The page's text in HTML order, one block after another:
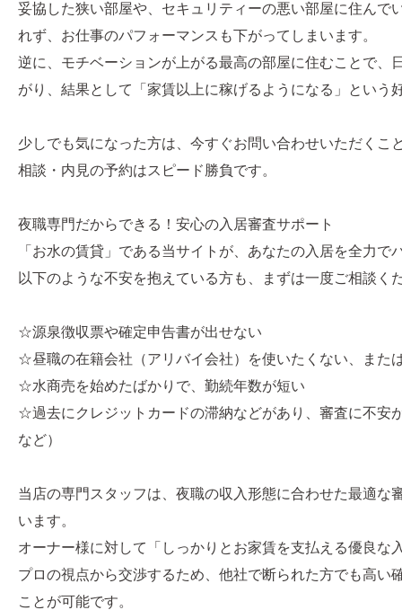
妥協した狭い部屋や、セキュリティーの悪い部屋に住んで
れず、お仕事のパフォーマンスも下がってしまいます。
逆に、モチベーションが上がる最高の部屋に住むことで、
がり、結果として「家賃以上に稼げるようになる」という
少しでも気になった方は、今すぐお問い合わせいただくこ
相談・内見の予約はスピード勝負です。
夜職専門だからできる！安心の入居審査サポート
「お水の賃貸」である当サイトが、あなたの入居を全力で
以下のような不安を抱えている方も、まずは一度ご相談く
☆源泉徴収票や確定申告書が出せない
☆昼職の在籍会社（アリバイ会社）を使いたくない、また
☆水商売を始めたばかりで、勤続年数が短い
☆過去にクレジットカードの滞納などがあり、審査に不安
など）
当店の専門スタッフは、夜職の収入形態に合わせた最適な
います。
オーナー様に対して「しっかりとお家賃を支払える優良な
プロの視点から交渉するため、他社で断られた方でも高い
ことが可能です。